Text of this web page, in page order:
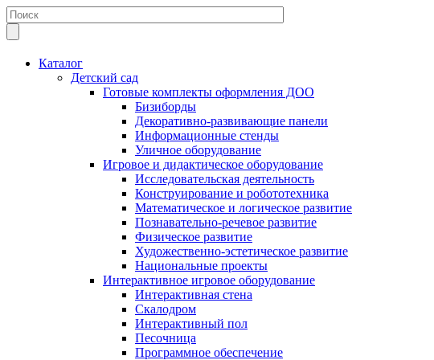
Каталог
Детский сад
Готовые комплекты оформления ДОО
Бизиборды
Декоративно-развивающие панели
Информационные стенды
Уличное оборудование
Игровое и дидактическое оборудование
Исследовательская деятельность
Конструирование и робототехника
Математическое и логическое развитие
Познавательно-речевое развитие
Физическое развитие
Художественно-эстетическое развитие
Национальные проекты
Интерактивное игровое оборудование
Интерактивная стена
Скалодром
Интерактивный пол
Песочница
Программное обеспечение